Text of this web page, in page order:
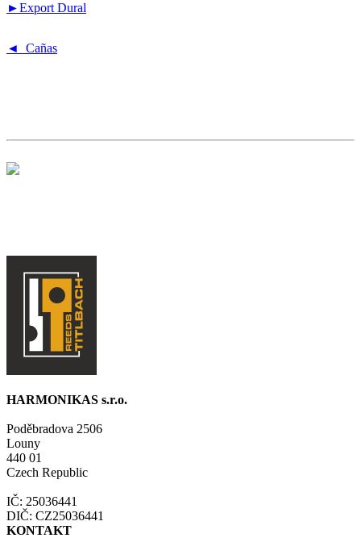
►Export Dural
◄ Cañas
HARMONIKAS s.r.o.
Poděbradova 2506
Louny
440 01
Czech Republic
IČ: 25036441
DIČ: CZ25036441
KONTAKT